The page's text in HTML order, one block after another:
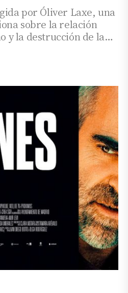
por Óliver Laxe, una
sobre la relación
y la destrucción de la